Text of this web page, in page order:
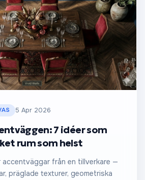
5 Apr 2026
7 idéer som
rum som helst
från en tillverkare —
präglade texturer, geometriska